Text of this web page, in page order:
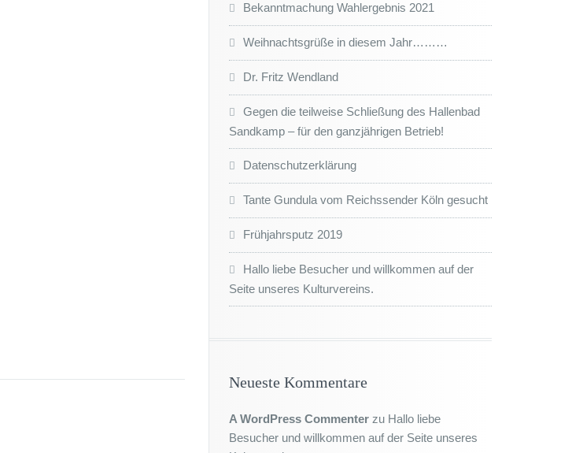
Bekanntmachung Wahlergebnis 2021
Weihnachtsgrüße in diesem Jahr………
Dr. Fritz Wendland
Gegen die teilweise Schließung des Hallenbad
Sandkamp – für den ganzjährigen Betrieb!
Datenschutzerklärung
Tante Gundula vom Reichssender Köln gesucht
Frühjahrsputz 2019
Hallo liebe Besucher und willkommen auf der
Seite unseres Kulturvereins.
Neueste Kommentare
A WordPress Commenter zu Hallo liebe
Besucher und willkommen auf der Seite unseres